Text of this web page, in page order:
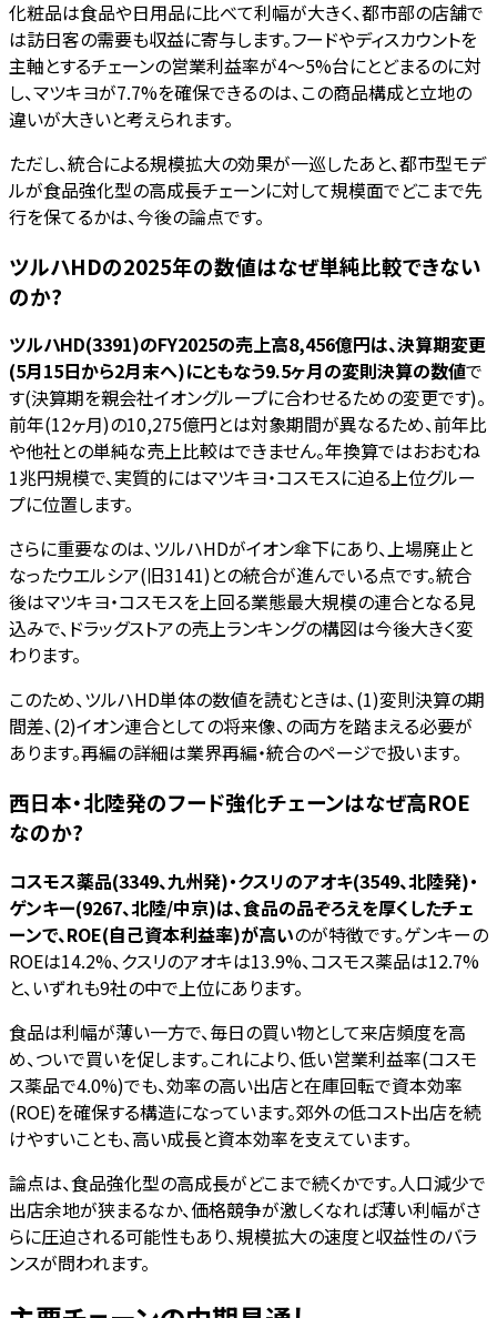
化粧品は食品や日用品に比べて利幅が大きく、都市部の店舗で
は訪日客の需要も収益に寄与します。フードやディスカウントを
主軸とするチェーンの営業利益率が4〜5%台にとどまるのに対
し、マツキヨが7.7%を確保できるのは、この商品構成と立地の
違いが大きいと考えられます。
ただし、統合による規模拡大の効果が一巡したあと、都市型モデ
ルが食品強化型の高成長チェーンに対して規模面でどこまで先
行を保てるかは、今後の論点です。
ツルハHDの2025年の数値はなぜ単純比較できない
のか?
ツルハHD(3391)のFY2025の売上高8,456億円は、決算期変更
(5月15日から2月末へ)にともなう9.5ヶ月の変則決算の数値で
す(決算期を親会社イオングループに合わせるための変更です)。
前年(12ヶ月)の10,275億円とは対象期間が異なるため、前年比
や他社との単純な売上比較はできません。年換算ではおおむね
1兆円規模で、実質的にはマツキヨ・コスモスに迫る上位グルー
プに位置します。
さらに重要なのは、ツルハHDがイオン傘下にあり、上場廃止と
なったウエルシア(旧3141)との統合が進んでいる点です。統合
後はマツキヨ・コスモスを上回る業態最大規模の連合となる見
込みで、ドラッグストアの売上ランキングの構図は今後大きく変
わります。
このため、ツルハHD単体の数値を読むときは、(1)変則決算の期
間差、(2)イオン連合としての将来像、の両方を踏まえる必要が
あります。再編の詳細は業界再編・統合のページで扱います。
西日本・北陸発のフード強化チェーンはなぜ高ROE
なのか?
コスモス薬品(3349、九州発)・クスリのアオキ(3549、北陸発)・
ゲンキー(9267、北陸/中京)は、食品の品ぞろえを厚くしたチェ
ーンで、ROE(自己資本利益率)が高いのが特徴です。ゲンキーの
ROEは14.2%、クスリのアオキは13.9%、コスモス薬品は12.7%
と、いずれも9社の中で上位にあります。
食品は利幅が薄い一方で、毎日の買い物として来店頻度を高
め、ついで買いを促します。これにより、低い営業利益率(コスモ
ス薬品で4.0%)でも、効率の高い出店と在庫回転で資本効率
(ROE)を確保する構造になっています。郊外の低コスト出店を続
けやすいことも、高い成長と資本効率を支えています。
論点は、食品強化型の高成長がどこまで続くかです。人口減少で
出店余地が狭まるなか、価格競争が激しくなれば薄い利幅がさ
らに圧迫される可能性もあり、規模拡大の速度と収益性のバラ
ンスが問われます。